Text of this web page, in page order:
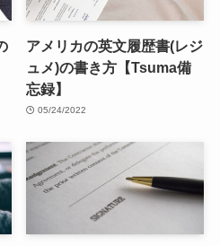
アメリカの英文履歴書(レジ